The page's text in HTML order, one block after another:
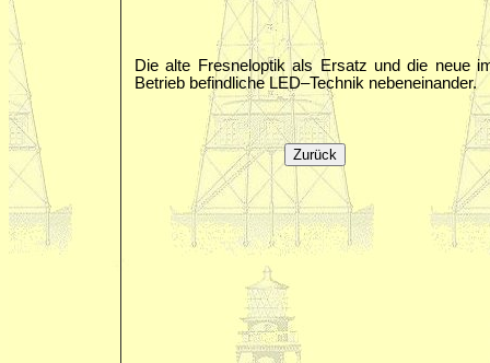
Die alte Fresneloptik als Ersatz und die neue
Betrieb befindliche LED–Technik nebeneinander.